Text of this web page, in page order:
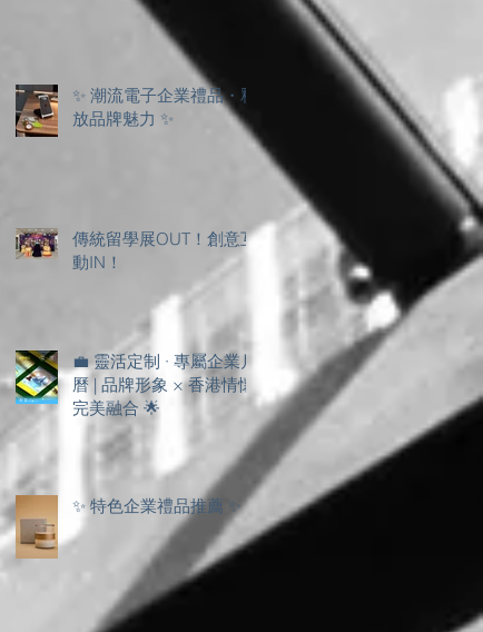
✨ 潮流電子企業禮品・釋
放品牌魅力 ✨
傳統留學展OUT！創意互
動IN！
💼 靈活定制 · 專屬企業月
曆 | 品牌形象 × 香港情懷
完美融合 🌟
✨ 特色企業禮品推薦 ✨